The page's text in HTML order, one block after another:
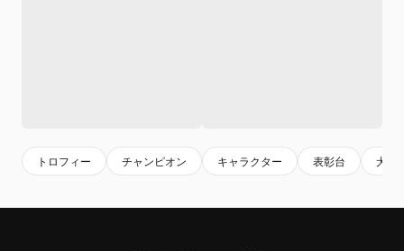
トロフィー チャンピオン キャラクター 表彰台 犬